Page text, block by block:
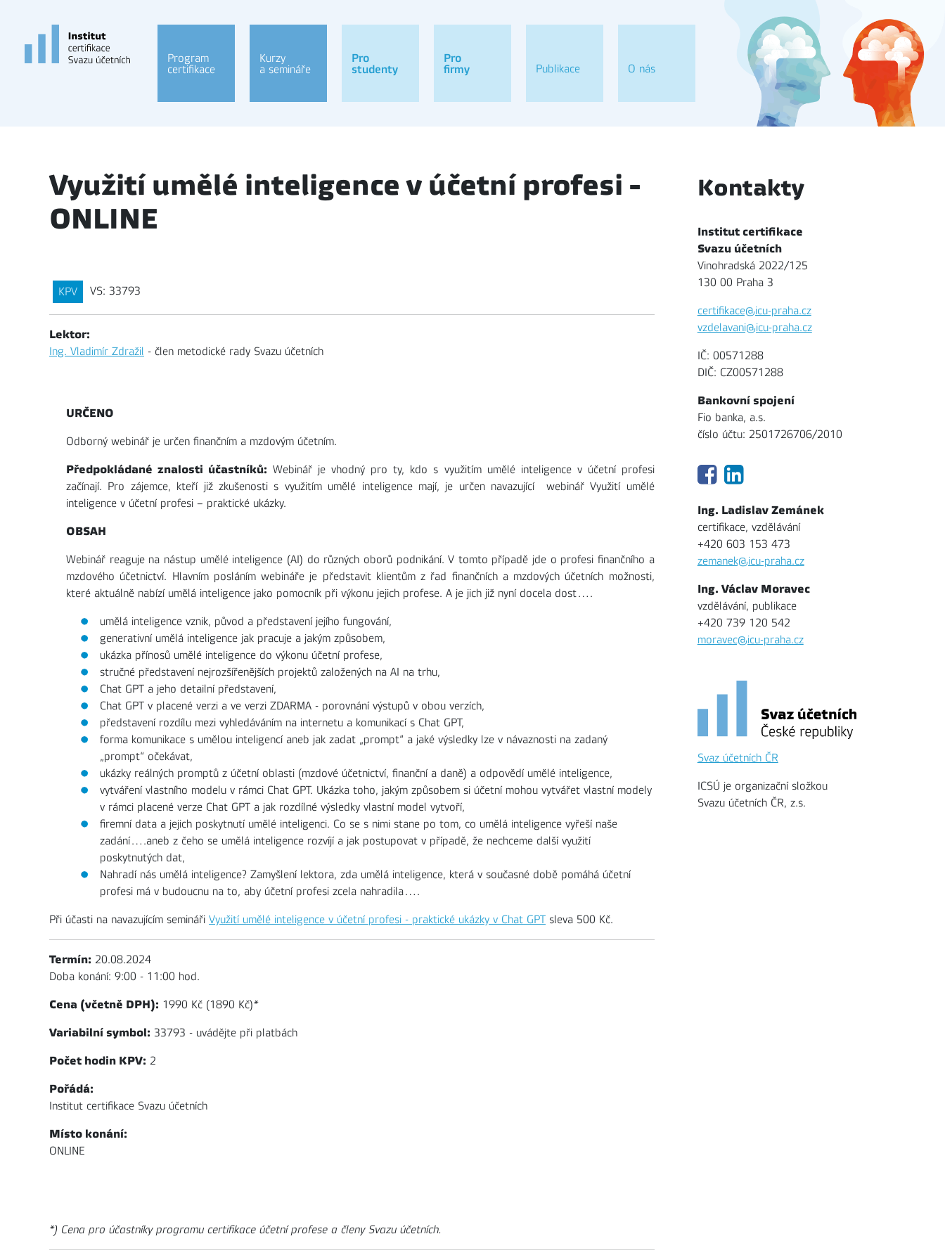
Program
certifikace
Kurzy
a semináře
Pro
studenty
Pro
firmy
Publikace O nás
Využití umělé inteligence v účetní profesi -
ONLINE
KPV VS: 33793
Lektor:
Ing. Vladimír Zdražil - člen metodické rady Svazu účetních
URČENO
Odborný webinář je určen finančním a mzdovým účetním.
Předpokládané znalosti účastníků: Webinář je vhodný pro ty, kdo s využitím umělé inteligence v účetní profesi
začínají. Pro zájemce, kteří již zkušenosti s využitím umělé inteligence mají, je určen navazující webinář Využití umělé
inteligence v účetní profesi – praktické ukázky.
OBSAH
Webinář reaguje na nástup umělé inteligence (AI) do různých oborů podnikání. V tomto případě jde o profesi finančního a
mzdového účetnictví. Hlavním posláním webináře je představit klientům z řad finančních a mzdových účetních možnosti,
které aktuálně nabízí umělá inteligence jako pomocník při výkonu jejich profese. A je jich již nyní docela dost….
umělá inteligence vznik, původ a představení jejího fungování,
generativní umělá inteligence jak pracuje a jakým způsobem,
ukázka přínosů umělé inteligence do výkonu účetní profese,
stručné představení nejrozšířenějších projektů založených na AI na trhu,
Chat GPT a jeho detailní představení,
Chat GPT v placené verzi a ve verzi ZDARMA - porovnání výstupů v obou verzích,
představení rozdílu mezi vyhledáváním na internetu a komunikací s Chat GPT,
forma komunikace s umělou inteligencí aneb jak zadat „prompt“ a jaké výsledky lze v návaznosti na zadaný
„prompt“ očekávat,
ukázky reálných promptů z účetní oblasti (mzdové účetnictví, finanční a daně) a odpovědí umělé inteligence,
vytváření vlastního modelu v rámci Chat GPT. Ukázka toho, jakým způsobem si účetní mohou vytvářet vlastní modely
v rámci placené verze Chat GPT a jak rozdílné výsledky vlastní model vytvoří,
firemní data a jejich poskytnutí umělé inteligenci. Co se s nimi stane po tom, co umělá inteligence vyřeší naše
zadání….aneb z čeho se umělá inteligence rozvíjí a jak postupovat v případě, že nechceme další využití
poskytnutých dat,
Nahradí nás umělá inteligence? Zamyšlení lektora, zda umělá inteligence, která v současné době pomáhá účetní
profesi má v budoucnu na to, aby účetní profesi zcela nahradila….
Při účasti na navazujícím semináři Využití umělé inteligence v účetní profesi - praktické ukázky v Chat GPT sleva 500 Kč.
Termín: 20.08.2024
Doba konání: 9:00 - 11:00 hod.
Cena (včetně DPH): 1990 Kč (1890 Kč)*
Variabilní symbol: 33793 - uvádějte při platbách
Počet hodin KPV: 2
Pořádá:
Institut certifikace Svazu účetních
Místo konání:
ONLINE
*) Cena pro účastníky programu certifikace účetní profese a členy Svazu účetních.
Kontakty
Institut certifikace
Svazu účetních
Vinohradská 2022/125
130 00 Praha 3
certifikace@icu-praha.cz
vzdelavani@icu-praha.cz
IČ: 00571288
DIČ: CZ00571288
Bankovní spojení
Fio banka, a.s.
číslo účtu: 2501726706/2010
Ing. Ladislav Zemánek
certifikace, vzdělávání
+420 603 153 473
zemanek@icu-praha.cz
Ing. Václav Moravec
vzdělávání, publikace
+420 739 120 542
moravec@icu-praha.cz
Svaz účetních ČR
ICSÚ je organizační složkou
Svazu účetních ČR, z.s.